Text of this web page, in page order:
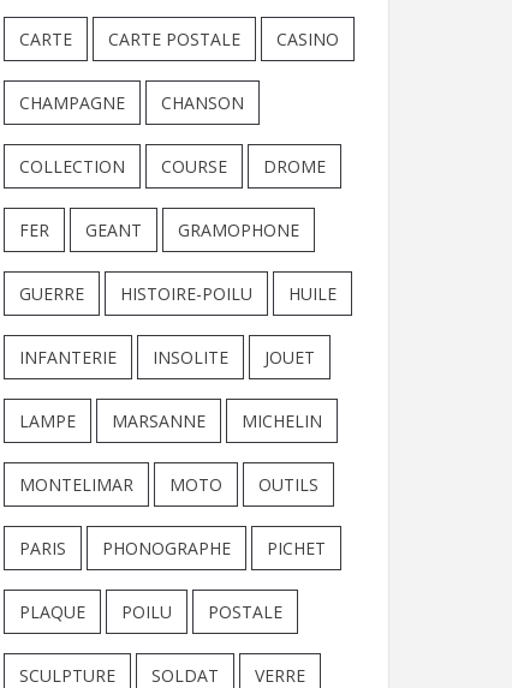
CARTE CARTE POSTALE CASINO
CHAMPAGNE CHANSON
COLLECTION COURSE DROME
FER GEANT GRAMOPHONE
GUERRE HISTOIRE-POILU HUILE
INFANTERIE INSOLITE JOUET
LAMPE MARSANNE MICHELIN
MONTELIMAR MOTO OUTILS
PARIS PHONOGRAPHE PICHET
PLAQUE POILU POSTALE
SCULPTURE SOLDAT VERRE